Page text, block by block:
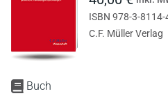
Buch
ISBN 978-3-
C.F. Müller Verlag